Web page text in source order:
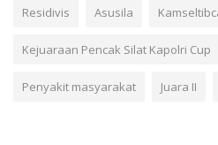
Residivis Asusila
Kejuaraan Pencak Silat Kapolri Cup
Penyakit masyarakat Juara II